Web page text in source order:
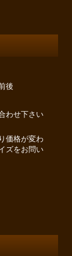
後
わせ下さい
価格が変わ
ズをお問い